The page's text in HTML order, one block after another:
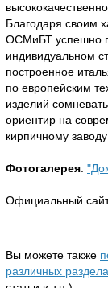
Благодаря своим
ОСМиБТ успешно
индивидуальном
построенное
по европейским
изделий
ориентир на
кирпичному
Фотогалерея:
Официальный
Вы можете также
различных